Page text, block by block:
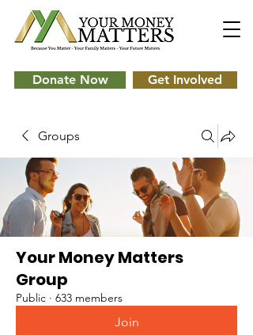
Donate Now Get Involved
Groups
Your Money Matters
Group
Public · 633 members
Join